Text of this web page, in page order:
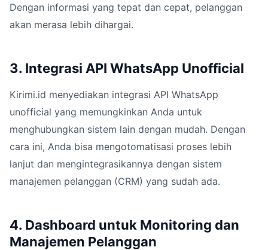
Dengan informasi yang tepat dan cepat, pelanggan
akan merasa lebih dihargai.
3. Integrasi API WhatsApp Unofficial
Kirimi.id menyediakan integrasi API WhatsApp
unofficial yang memungkinkan Anda untuk
menghubungkan sistem lain dengan mudah. Dengan
cara ini, Anda bisa mengotomatisasi proses lebih
lanjut dan mengintegrasikannya dengan sistem
manajemen pelanggan (CRM) yang sudah ada.
4. Dashboard untuk Monitoring dan
Manajemen Pelanggan